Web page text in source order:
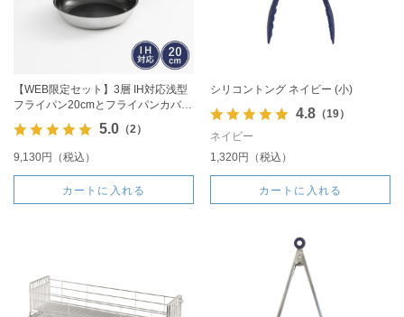
【WEB限定セット】3層 IH対応浅型
フライパン20cmとフライパンカバー
5.0（2）
9,130円（税込）
カートに入れる
シリコントング ネイビー (小)
4.8（19）
ネイビー
1,320円（税込）
カートに入れる